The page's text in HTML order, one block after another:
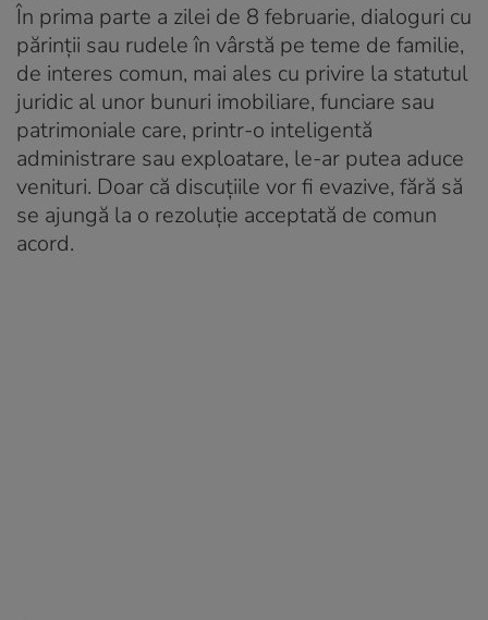
În prima parte a zilei de 8 februarie, dialoguri cu
părinții sau rudele în vârstă pe teme de familie,
de interes comun, mai ales cu privire la statutul
juridic al unor bunuri imobiliare, funciare sau
patrimoniale care, printr-o inteligentă
administrare sau exploatare, le-ar putea aduce
venituri. Doar că discuțiile vor fi evazive, fără să
se ajungă la o rezoluție acceptată de comun
acord.